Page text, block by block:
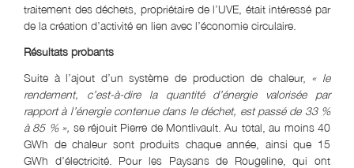
traitement des déchets, propriétaire de l’UVE, était intéressé par
de la création d’activité en lien avec l’économie circulaire.
Résultats probants
Suite à l’ajout d’un système de production de chaleur, « le
rendement, c’est-à-dire la quantité d’énergie valorisée par
rapport à l’énergie contenue dans le déchet, est passé de 33 %
à 85 % », se réjouit Pierre de Montlivault. Au total, au moins 40
GWh de chaleur sont produits chaque année, ainsi que 15
GWh d’électricité. Pour les Paysans de Rougeline, qui ont